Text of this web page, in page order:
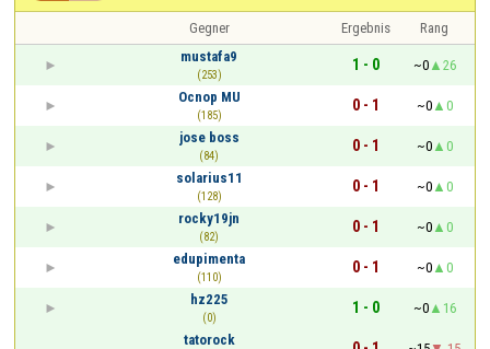
Gegner Ergebnis
Rang
mustafa9
(253)
1 - 0 ~0
26
Ocnop MU
(185)
0 - 1 ~0
0
jose boss
(84)
0 - 1 ~0
0
solarius11
(128)
0 - 1 ~0
0
rocky19jn
(82)
0 - 1 ~0
0
edupimenta
(110)
0 - 1 ~0
0
hz225
(0)
1 - 0 ~0
16
tatorock